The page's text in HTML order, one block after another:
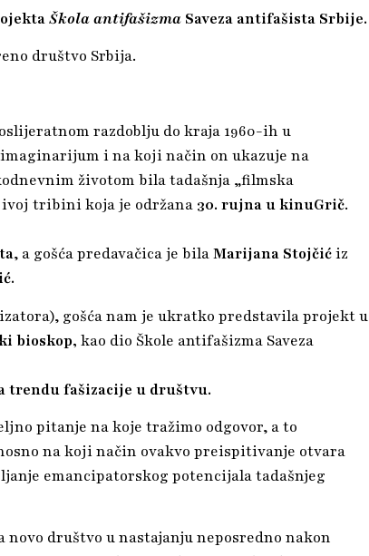
Škola antifašizma Saveza antifašista Srbije.
društvo Srbija.
razdoblju do kraja 1960-ih u
i na koji način on ukazuje na
životom bila tadašnja „filmska
tribini koja je održana 30. rujnaukinuGrič.
, a gošća predavačica je bilaMarijana Stojčićiz
gošća nam je ukratko predstavila projekt u
bioskop, kao dio Škole antifašizma Saveza
trendufašizacije u društvu.
pitanje na koje tražimo odgovor, a to
na koji način ovakvo preispitivanje otvara
emancipatorskog potencijala tadašnjeg
društvo u nastajanju neposredno nakon